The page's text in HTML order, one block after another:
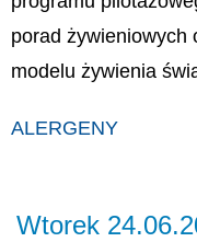
porad żywieniowych
modelu żywienia
ALERGENY
Wtorek